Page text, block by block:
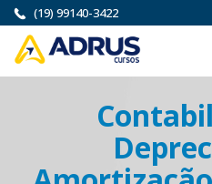
(19) 99140-3422